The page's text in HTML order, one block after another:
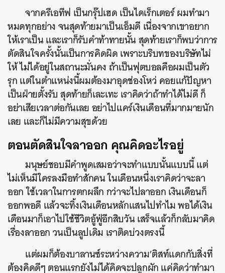
จากครีเอทีฟ เป็นกรุ๊ปเฮด เป็นไดเร็กเตอร์ ผมทำมา
หมดทุกอย่าง จนสุดท้ายมาเป็นเอ็มดี เนื่องจากเขาอยาก
ให้เราเป็น และเราก็รับคำท้าทายนั้น สุดท้ายเราก็พบว่าการ
ตัดสินใจครั้งนั้นเป็นการคิดผิด เพราะบริบทของบริษัทไม่
ให้ ไม่ได้อยู่ในสถานะมั่นคง ถ้าเป็นฟุตบอลคือผมเป็นตัว
รุก แต่ในตำแหน่งนี้ผมต้องมาอุดช่องโหว่ คอยแก้ปัญหา
เป็นฝ่ายตั้งรับ สุดท้ายก็เละเทะ เราคิดว่าถ้าทำได้ไม่ดี ก็
อย่าเสียเวลาต่อกันเลย อย่าไปแคร์เงินเดือนที่มากมายนัก
เลย และก็ไม่มีความสุขด้วย
ตอนตัดสินใจลาออก คุณคิดอะไรอยู่
มนุษย์ชอบมีคำพูดเสมอว่าจะทำแบบนั้นแบบนี้ แต่
ไม่เห็นมีใครลงมือทำสักคน ในเดือนหนึ่งเราคิดว่าจะลา
ออก ใช้เวลาในการตกผลึก กว่าจะไปลาออก เงินเดือนก็
ออกพอดี แล้วจะทิ้งเงินเดือนหลักแสนไปทำไม พอได้เงิน
เดือนมาก็เอาไปใช้ชีวิตอู้ฟู่อีกสิบวัน เสร็จแล้วก็กลับมาคิด
เรื่องลาออก วนเป็นลูปเดิม เราติดบ่วงตรงนี้
แต่ผมก็ต้องบาลานซ์ระหว่างความ’ติสท์แดกกับสิ่งที่
ต้องคิดดีๆ ตอนแรกยังไม่ได้คิดจะปลูกผัก แค่คิดว่าทำมา